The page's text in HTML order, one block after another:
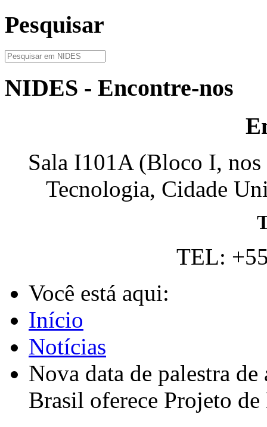
Pesquisar
NIDES - Encontre-nos
Sala I101A (Bloco I,
Tecnologia, Cidade
TEL:
Você está aqui:
Início
Notícias
Nova data de palestra
Brasil oferece Projeto de